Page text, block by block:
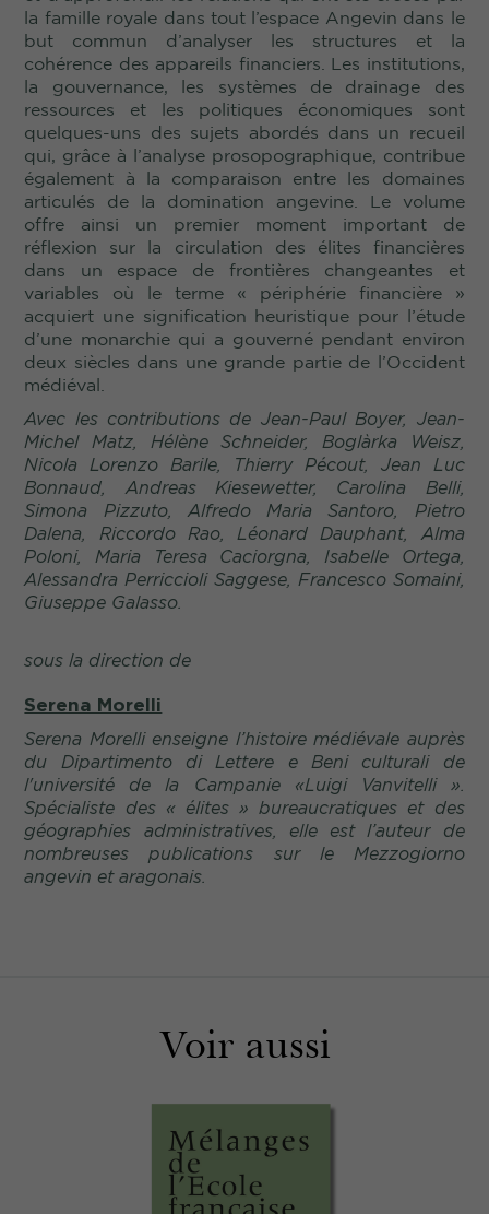
la famille royale dans tout l’espace Angevin dans le
but commun d’analyser les structures et la
cohérence des appareils financiers. Les institutions,
la gouvernance, les systèmes de drainage des
ressources et les politiques économiques sont
quelques-uns des sujets abordés dans un recueil
qui, grâce à l’analyse prosopographique, contribue
également à la comparaison entre les domaines
articulés de la domination angevine. Le volume
offre ainsi un premier moment important de
réflexion sur la circulation des élites financières
dans un espace de frontières changeantes et
variables où le terme « périphérie financière »
acquiert une signification heuristique pour l’étude
d’une monarchie qui a gouverné pendant environ
deux siècles dans une grande partie de l’Occident
médiéval.
Avec les contributions de Jean-Paul Boyer, Jean-
Michel Matz, Hélène Schneider, Boglàrka Weisz,
Nicola Lorenzo Barile, Thierry Pécout, Jean Luc
Bonnaud, Andreas Kiesewetter, Carolina Belli,
Simona Pizzuto, Alfredo Maria Santoro, Pietro
Dalena, Riccordo Rao, Léonard Dauphant, Alma
Poloni, Maria Teresa Caciorgna, Isabelle Ortega,
Alessandra Perriccioli Saggese, Francesco Somaini,
Giuseppe Galasso.
sous la direction de
Serena Morelli
Serena Morelli enseigne l’histoire médiévale auprès
du Dipartimento di Lettere e Beni culturali de
l'université de la Campanie «Luigi Vanvitelli ».
Spécialiste des « élites » bureaucratiques et des
géographies administratives, elle est l’auteur de
nombreuses publications sur le Mezzogiorno
angevin et aragonais.
Voir aussi